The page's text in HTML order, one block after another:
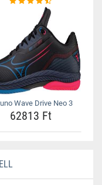
Wave Drive Neo 3
62813 Ft